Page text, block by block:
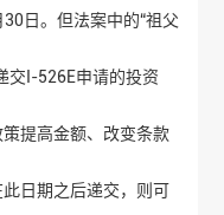
日。但法案中的“祖父
交I-526E申请的投资
提高金额、改变条款
日期之后递交，则可